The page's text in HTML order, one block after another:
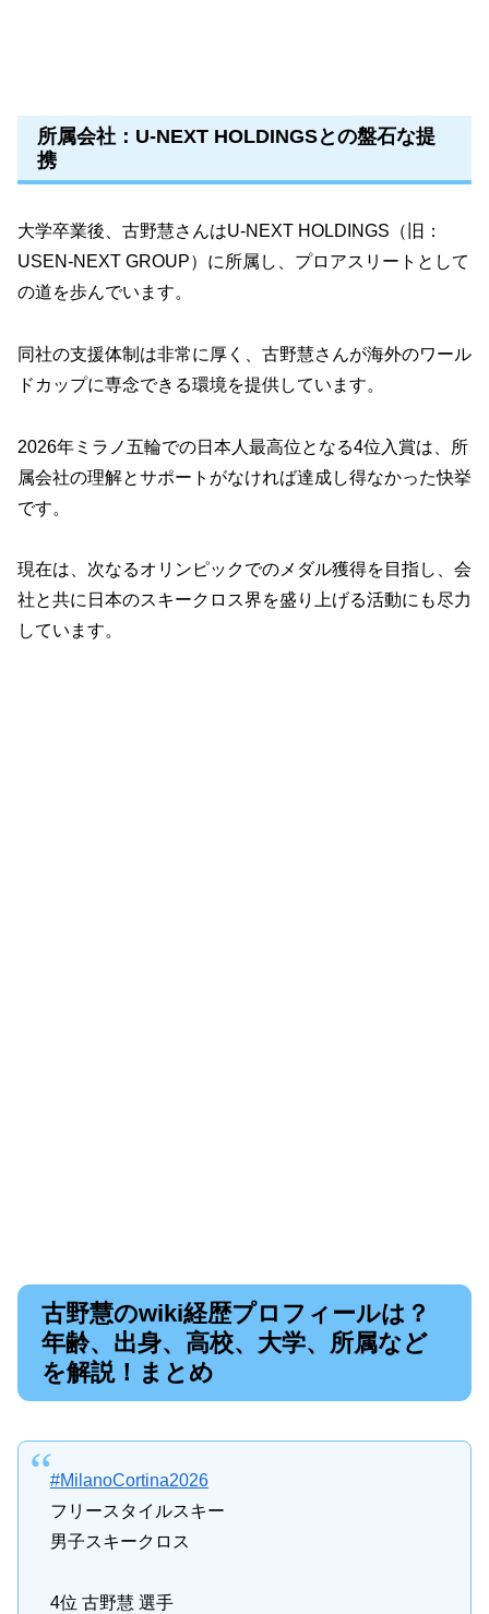
所属会社：U-NEXT HOLDINGSとの盤石な提
携
大学卒業後、古野慧さんはU-NEXT HOLDINGS（旧：
USEN-NEXT GROUP）に所属し、プロアスリートとして
の道を歩んでいます。
同社の支援体制は非常に厚く、古野慧さんが海外のワール
ドカップに専念できる環境を提供しています。
2026年ミラノ五輪での日本人最高位となる4位入賞は、所
属会社の理解とサポートがなければ達成し得なかった快挙
です。
現在は、次なるオリンピックでのメダル獲得を目指し、会
社と共に日本のスキークロス界を盛り上げる活動にも尽力
しています。
古野慧のwiki経歴プロフィールは？
年齢、出身、高校、大学、所属など
を解説！まとめ
#MilanoCortina2026
フリースタイルスキー
男子スキークロス
4位 古野慧 選手